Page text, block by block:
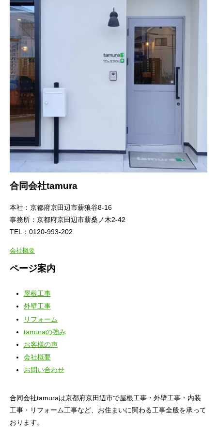
合同会社tamura
本社：京都府京田辺市薪狼谷8-16
事務所：京都府京田辺市薪桑ノ木2-42
TEL：0120-993-202
会社概要
ページ案内
屋根工事
外壁工事
リフォーム
tamuraの強み
お客様の声
会社概要
お問い合わせ
合同会社tamuraは京都府京田辺市で屋根工事・外壁工事・内装
工事・リフォーム工事など、お住まいに関わる工事全般を承って
おります。